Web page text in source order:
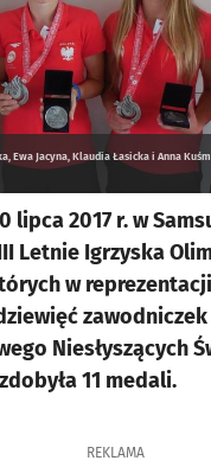
Ewa Jacyna, Klaudia Łasicka i Anna
lipca 2017 r. w
Letnie Igrzyska
w
Niesłyszących
11 medali.
REKLAMA